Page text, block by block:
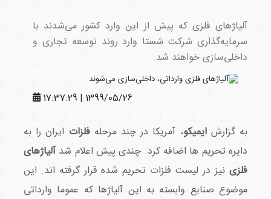
آلیاژهای فلزی که پیش از این وارد کشور می‌شدند با
سرمایه‌گذاری شرکت شستا وارد روند توسعه تجاری و
داخلی‌سازی خواهند شد.
1399/05/26 | 17:37:29
به گزارش ایمیکو، آمریکا در چند مرحلهفلزات ایران را به
دایره تحریم ها اضافه کرد. چندی پیش اعلام شدآلیاژهای
فلزینیز در لیست فلزات تحریم شده قرار گرفته اند. این
موضوع صنایع وابسته به این آلیاژها که عموما وارداتی